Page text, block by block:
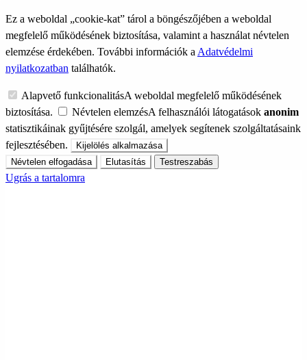
Ez a weboldal „cookie-kat” tárol a böngészőjében a weboldal
megfelelő működésének biztosítása, valamint a használat névtelen
elemzése érdekében. További információk a Adatvédelmi
nyilatkozatban találhatók.
Alapvető funkcionalitásA weboldal megfelelő működésének
biztosítása.
Névtelen elemzésA felhasználói látogatások anonim
statisztikáinak gyűjtésére szolgál, amelyek segítenek szolgáltatásaink
fejlesztésében.
Kijelölés alkalmazása
Névtelen elfogadása
Elutasítás Testreszabás
Ugrás a tartalomra